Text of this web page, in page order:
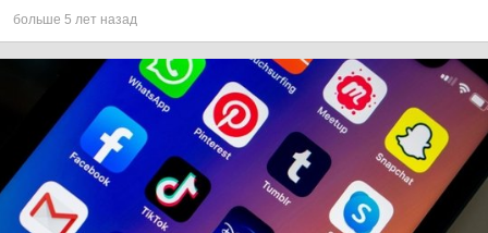
больше 5 лет назад